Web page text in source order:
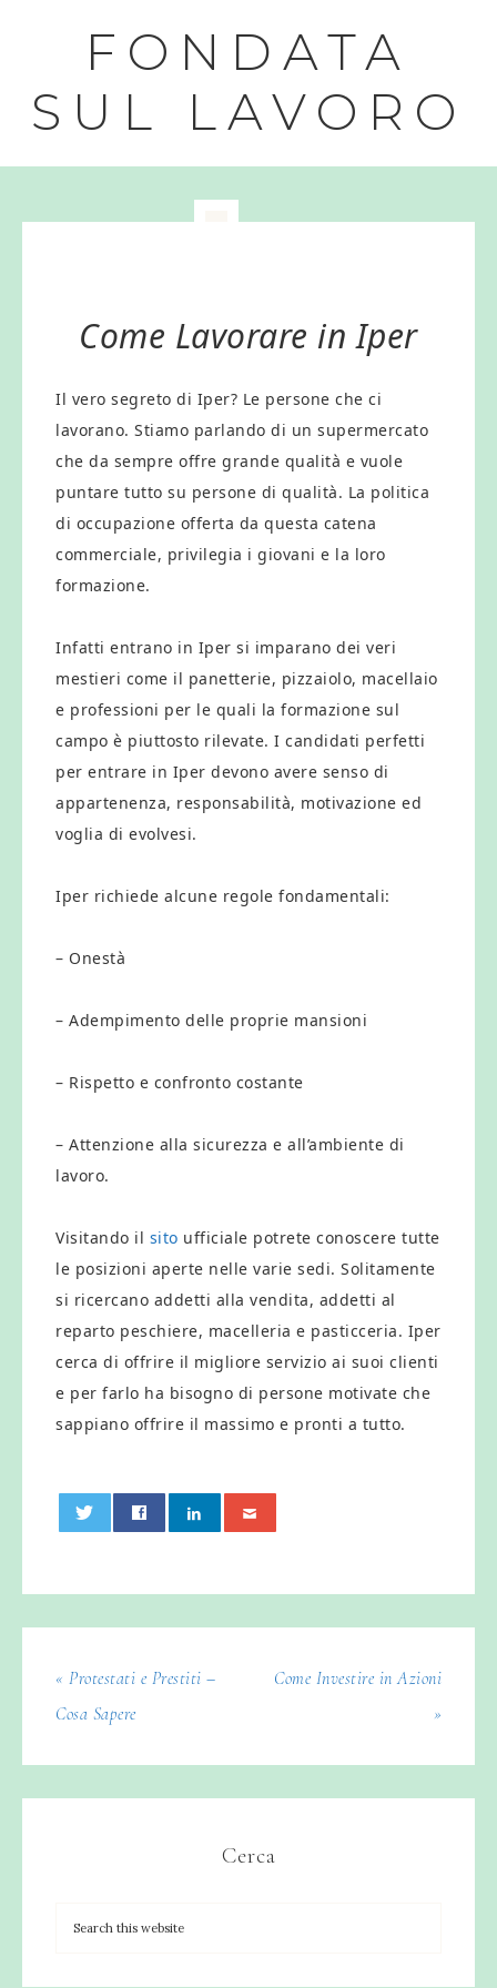
FONDATA
SUL LAVORO
Come Lavorare in Iper
Il vero segreto di Iper? Le persone che ci
lavorano. Stiamo parlando di un supermercato
che da sempre offre grande qualità e vuole
puntare tutto su persone di qualità. La politica
di occupazione offerta da questa catena
commerciale, privilegia i giovani e la loro
formazione.
Infatti entrano in Iper si imparano dei veri
mestieri come il panetterie, pizzaiolo, macellaio
e professioni per le quali la formazione sul
campo è piuttosto rilevate. I candidati perfetti
per entrare in Iper devono avere senso di
appartenenza, responsabilità, motivazione ed
voglia di evolvesi.
Iper richiede alcune regole fondamentali:
– Onestà
– Adempimento delle proprie mansioni
– Rispetto e confronto costante
– Attenzione alla sicurezza e all’ambiente di
lavoro.
Visitando il sito ufficiale potrete conoscere tutte
le posizioni aperte nelle varie sedi. Solitamente
si ricercano addetti alla vendita, addetti al
reparto peschiere, macelleria e pasticceria. Iper
cerca di offrire il migliore servizio ai suoi clienti
e per farlo ha bisogno di persone motivate che
sappiano offrire il massimo e pronti a tutto.
« Protestati e Prestiti –
Cosa Sapere
Come Investire in Azioni
»
Cerca